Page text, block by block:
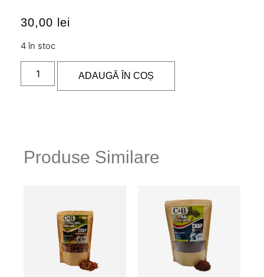
30,00 lei
4 în stoc
ADAUGĂ ÎN COȘ
Produse Similare